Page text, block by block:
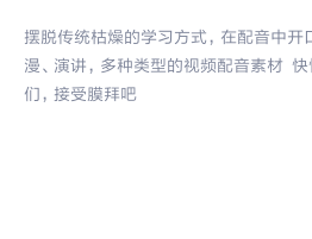
摆脱传统枯燥的学习方式，在配音中开
漫、演讲，多种类型的视频配音素材
们，接受膜拜吧